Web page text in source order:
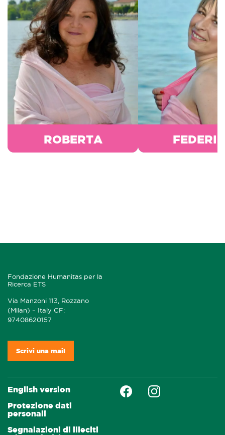
ROBERTA
Fondazione Humanitas per la
Ricerca ETS
Via Manzoni 113, Rozzano
(Milan) – Italy CF:
97408620157
Scrivi una mail
English version
Protezione dati
personali
Segnalazioni di illeciti
FaceboockInstagram